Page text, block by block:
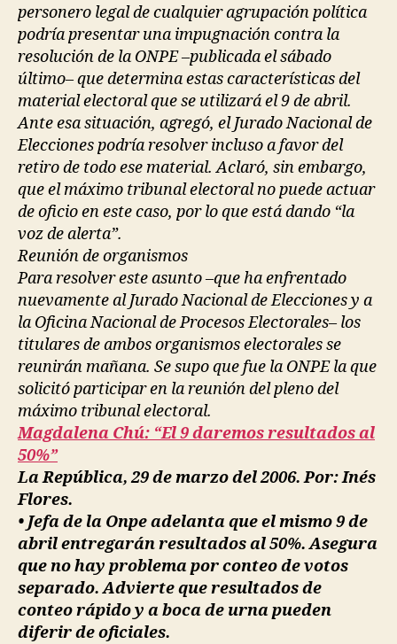
personero legal de cualquier agrupación política
podría presentar una impugnación contra la
resolución de la ONPE –publicada el sábado
último– que determina estas características del
material electoral que se utilizará el 9 de abril.
Ante esa situación, agregó, el Jurado Nacional de
Elecciones podría resolver incluso a favor del
retiro de todo ese material. Aclaró, sin embargo,
que el máximo tribunal electoral no puede actuar
de oficio en este caso, por lo que está dando “la
voz de alerta”.
Reunión de organismos
Para resolver este asunto –que ha enfrentado
nuevamente al Jurado Nacional de Elecciones y a
la Oficina Nacional de Procesos Electorales– los
titulares de ambos organismos electorales se
reunirán mañana. Se supo que fue la ONPE la que
solicitó participar en la reunión del pleno del
máximo tribunal electoral.
Magdalena Chú: “El 9 daremos resultados al
50%”
La República, 29 de marzo del 2006. Por: Inés
Flores.
• Jefa de la Onpe adelanta que el mismo 9 de
abril entregarán resultados al 50%. Asegura
que no hay problema por conteo de votos
separado. Advierte que resultados de
conteo rápido y a boca de urna pueden
diferir de oficiales.